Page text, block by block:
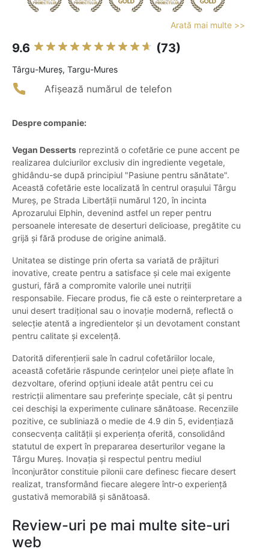
Arată mai multe >>
9.6 (73)
Târgu-Mureş, Targu-Mures
Afișează numărul de telefon
Despre companie:
Vegan Desserts reprezintă o cofetărie ce pune accent pe
realizarea dulciurilor exclusiv din ingrediente vegetale,
ghidându-se după principiul "Pasiune pentru sănătate".
Această cofetărie este localizată în centrul orașului Târgu
Mureș, pe Strada Libertăţii numărul 120, în incinta
Aprozarului Elphin, devenind astfel un reper pentru
persoanele interesate de deserturi delicioase, pregătite cu
grijă și fără produse de origine animală.
Unitatea se distinge prin oferta sa variată de prăjituri
inovative, create pentru a satisface și cele mai exigente
gusturi, fără a compromite valorile unei nutriții
responsabile. Fiecare produs, fie că este o reinterpretare a
unui desert tradițional sau o inovație modernă, reflectă o
selecție atentă a ingredientelor și un devotament constant
pentru calitate și excelență.
Datorită diferențierii sale în cadrul cofetăriilor locale,
această cofetărie răspunde cerințelor unei piețe aflate în
dezvoltare, oferind opțiuni ideale atât pentru cei cu
restricții alimentare sau preferințe speciale, cât și pentru
cei deschiși la experimente culinare sănătoase. Recenziile
pozitive, ce subliniază o medie de 4.9 din 5, evidențiază
consecvența calității și experiența oferită, consolidând
statutul de expert în prepararea deserturilor vegane la
Târgu Mureș. Inovația și respectul pentru mediul
înconjurător constituie pilonii care definesc fiecare desert
realizat, transformând fiecare alegere într-o experiență
gustativă memorabilă și sănătoasă.
Review-uri pe mai multe site-uri
web